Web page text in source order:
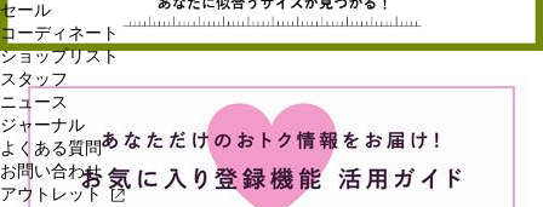
セール
コーディネート
ショップリスト
スタッフ
ニュース
ジャーナル
よくある質問
お問い合わせ
アウトレット